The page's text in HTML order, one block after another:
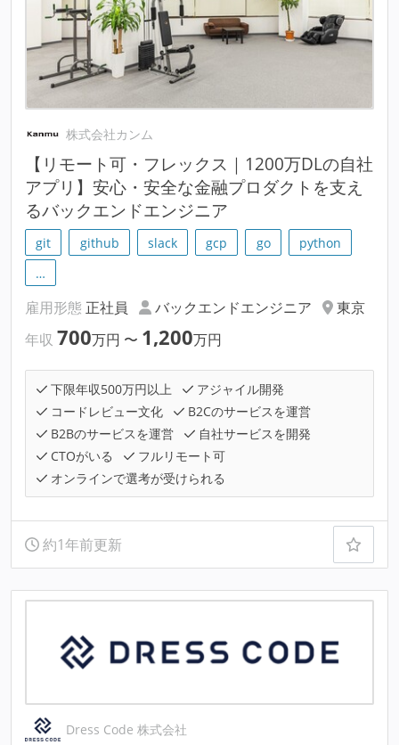
株式会社カンム
【リモート可・フレックス｜1200万DLの自社
アプリ】安心・安全な金融プロダクトを支え
るバックエンドエンジニア
git github slack gcp go
python
…
雇用形態 正社員 バックエンドエンジニア
東京
年収 700万円 〜 1,200万円
下限年収500万円以上
アジャイル開発
コードレビュー文化
B2Cのサービスを運営
B2Bのサービスを運営
自社サービスを開発
CTOがいる
フルリモート可
オンラインで選考が受けられる
約1年前更新
Dress Code 株式会社